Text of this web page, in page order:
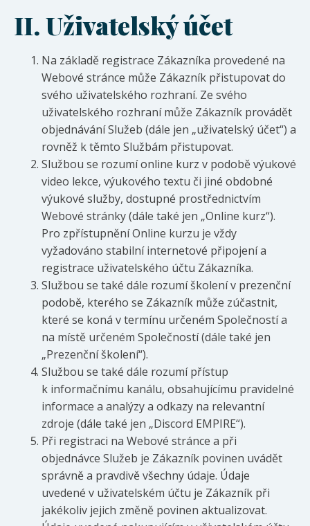
II.Uživatelský účet
Na základě registrace Zákazníka provedené na
Webové stránce může Zákazník přistupovat do
svého uživatelského rozhraní. Ze svého
uživatelského rozhraní může Zákazník provádět
objednávání Služeb (dále jen „uživatelský účet“) a
rovněž k těmto Službám přistupovat.
Službou se rozumí online kurz v podobě výukové
video lekce, výukového textu či jiné obdobné
výukové služby, dostupné prostřednictvím
Webové stránky (dále také jen „Online kurz“).
Pro zpřístupnění Online kurzu je vždy
vyžadováno stabilní internetové připojení a
registrace uživatelského účtu Zákazníka.
Službou se také dále rozumí školení v prezenční
podobě, kterého se Zákazník může zúčastnit,
které se koná v termínu určeném Společností a
na místě určeném Společností (dále také jen
„Prezenční školení“).
Službou se také dále rozumí přístup
k informačnímu kanálu, obsahujícímu pravidelné
informace a analýzy a odkazy na relevantní
zdroje (dále také jen „Discord EMPIRE“).
Při registraci na Webové stránce a při
objednávce Služeb je Zákazník povinen uvádět
správně a pravdivě všechny údaje. Údaje
uvedené v uživatelském účtu je Zákazník při
jakékoliv jejich změně povinen aktualizovat.